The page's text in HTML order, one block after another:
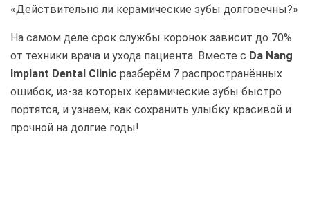
«Действительно ли керамические зубы долговечны?»
На самом деле срок службы коронок зависит до 70%
от техники врача и ухода пациента. Вместе с Da Nang
Implant Dental Clinic разберём 7 распространённых
ошибок, из-за которых керамические зубы быстро
портятся, и узнаем, как сохранить улыбку красивой и
прочной на долгие годы!